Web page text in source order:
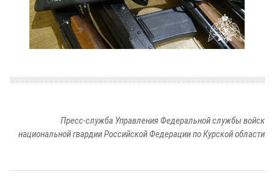
Пресс-служба Управления Федеральной службы войск
национальной гвардии Российской Федерации по Курской области